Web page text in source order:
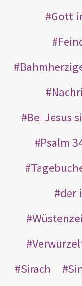
Gott
Bei Jesus
Psalm
der
Sirach